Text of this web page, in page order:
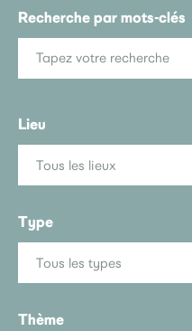
Recherche par mots-clés
Lieu
Tous les lieux
Type
Tous les types
Thème